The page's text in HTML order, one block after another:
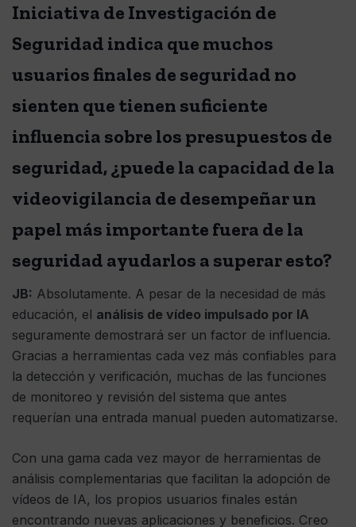
Iniciativa de Investigación de
Seguridad indica que muchos
usuarios finales de seguridad no
sienten que tienen suficiente
influencia sobre los presupuestos de
seguridad, ¿puede la capacidad de la
videovigilancia de desempeñar un
papel más importante fuera de la
seguridad ayudarlos a superar esto?
JB: Absolutamente. A pesar de la necesidad de más
educación, el análisis de vídeo impulsado por IA
seguramente demostrará ser un factor de influencia.
Gracias a herramientas cada vez más confiables para
la detección y verificación, muchas de las funciones
de monitoreo y revisión del sistema que antes
requerían una entrada manual pueden automatizarse.
Con una gama cada vez mayor de herramientas de
análisis complementarias que facilitan la adopción de
vídeos de IA, los propios usuarios finales están
encontrando nuevas aplicaciones y beneficios. Creo